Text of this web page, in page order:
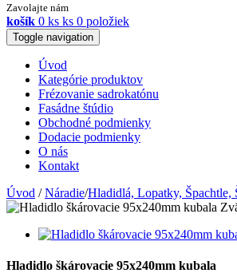
Zavolajte nám
košík 0 ks ks 0 položiek
Toggle navigation
Úvod
Kategórie produktov
Frézovanie sadrokatónu
Fasádne štúdio
Obchodné podmienky
Dodacie podmienky
O nás
Kontakt
Úvod / Náradie/Hladidlá, Lopatky, Špachtle,
Hladidlo škárovacie 95x240mm kubala